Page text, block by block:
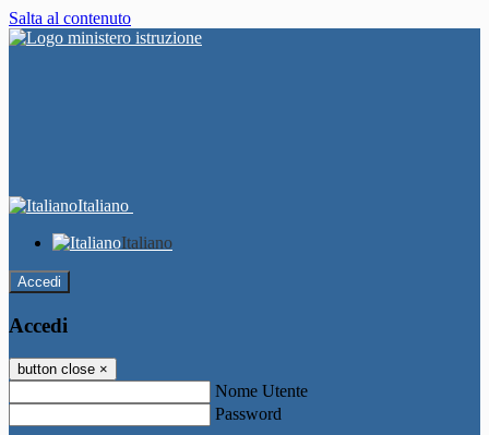
Salta al contenuto
Italiano
Italiano
Accedi
Accedi
button close ×
Nome Utente
Password